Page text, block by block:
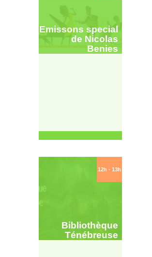
Emissons special
de Nicolas
Benies
12h - 13h
Bibliothèque
Ténébreuse